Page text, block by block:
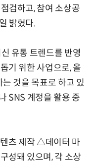
검하고, 참여 소상공
밝혔다.
유통 트렌드를 반영
기 위한 사업으로, 올
것을 목표로 하고 있
SNS 계정을 활용 중
츠 제작 △데이터 마
성돼 있으며, 각 소상